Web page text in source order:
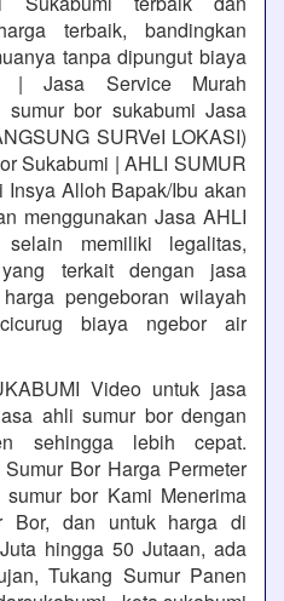
terbaik, bandingkan
tanpa dipungut biaya
| Jasa Service Murah
sumur bor sukabumi Jasa
SURVeI LOKASI)
Sukabumi | AHLI SUMUR
Alloh Bapak/Ibu akan
menggunakan Jasa AHLI
memiliki legalitas,
terkait dengan jasa
pengeboran wilayah
biaya ngebor air
Video untuk jasa
ahli sumur bor dengan
sehingga lebih cepat.
Bor Harga Permeter
bor Kami Menerima
Bor, dan untuk harga di
hingga 50 Jutaan, ada
Tukang Sumur Panen